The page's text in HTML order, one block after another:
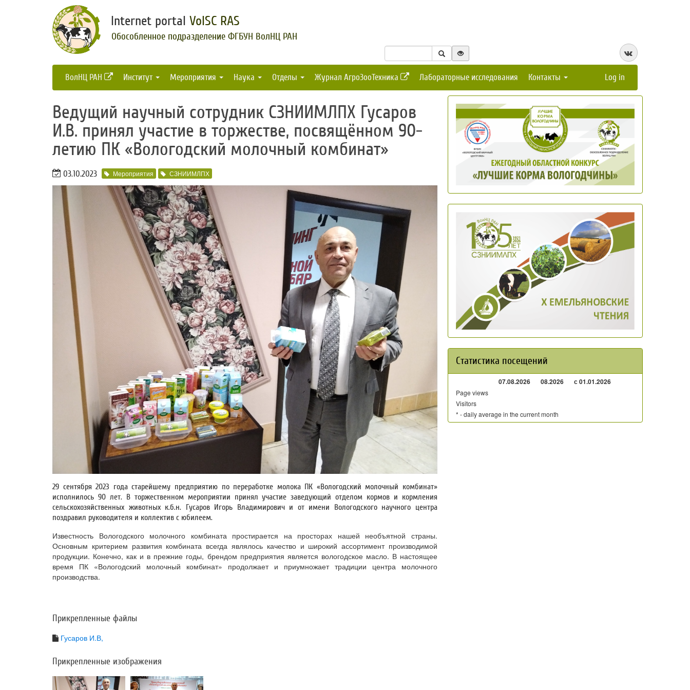
Internet portal VolSC RAS
Обособленное подразделение ФГБУН ВолНЦ РАН
ВолНЦ РАН Институт Мероприятия Наука Отделы Журнал АгроЗооТехника Лабораторные исследования Контакты Log in
Ведущий научный сотрудник СЗНИИМЛПХ Гусаров
И.В. принял участие в торжестве, посвящённом 90-
летию ПК «Вологодский молочный комбинат»
03.10.2023 Мероприятия СЗНИИМЛПХ
29 сентября 2023 года старейшему предприятию по переработке молока ПК «Вологодский молочный комбинат»
исполнилось 90 лет. В торжественном мероприятии принял участие заведующий отделом кормов и кормления
сельскохозяйственных животных к.б.н. Гусаров Игорь Владимирович и от имени Вологодского научного центра
поздравил руководителя и коллектив с юбилеем.
Известность Вологодского молочного комбината простирается на просторах нашей необъятной страны.
Основным критерием развития комбината всегда являлось качество и широкий ассортимент производимой
продукции. Конечно, как и в прежние годы, брендом предприятия является вологодское масло. В настоящее
время ПК «Вологодский молочный комбинат» продолжает и приумножает традиции центра молочного
производства.
Прикрепленные файлы
Гусаров И.В,
Прикрепленные изображения
Статистика посещений
07.08.2026 08.2026 с 01.01.2026
Page views
Visitors
* - daily average in the current month